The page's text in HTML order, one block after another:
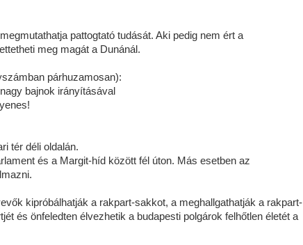
pattogtató tudását. Aki pedig nem ért a
meg magát a Dunánál.
párhuzamosan):
bajnok irányításával
tér déli oldalán.
és a Margit-híd között fél úton. Más esetben az
kipróbálhatják a rakpart-sakkot, a meghallgathatják a rakpart-
és önfeledten élvezhetik a budapesti polgárok felhőtlen életét a